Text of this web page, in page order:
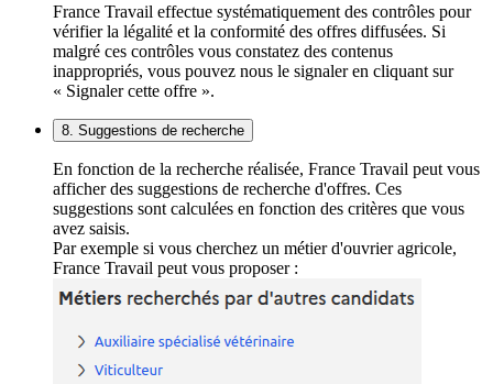
France Travail effectue systématiquement des contrôles pour
vérifier la légalité et la conformité des offres diffusées. Si
malgré ces contrôles vous constatez des contenus
inappropriés, vous pouvez nous le signaler en cliquant sur
« Signaler cette offre ».
8. Suggestions de recherche
En fonction de la recherche réalisée, France Travail peut vous
afficher des suggestions de recherche d'offres. Ces
suggestions sont calculées en fonction des critères que vous
avez saisis.
Par exemple si vous cherchez un métier d'ouvrier agricole,
France Travail peut vous proposer :